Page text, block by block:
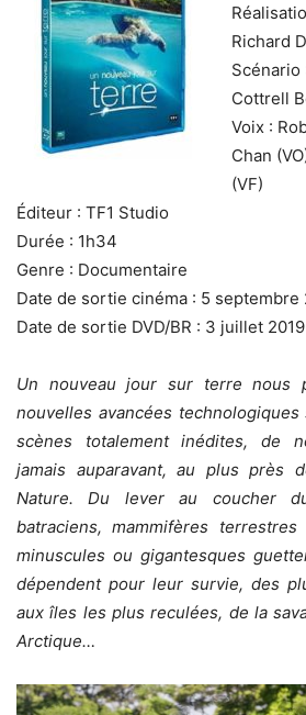
Richard
Scénario
Cottrell
Voix :
Chan
(VF)
Éditeur : TF1 Studio
Durée : 1h34
Genre : Documentaire
Date de sortie cinéma : 5 septembre
Date de sortie DVD/BR : 3 juillet 2019
Un nouveau jour sur terre nous
nouvelles avancées
scènes totalement inédites, de
jamais auparavant, au plus près
Nature. Du lever au coucher
batraciens, mammifères
minuscules ou gigantesques
dépendent pour leur survie, des
aux îles les plus reculées, de la
Arctique…